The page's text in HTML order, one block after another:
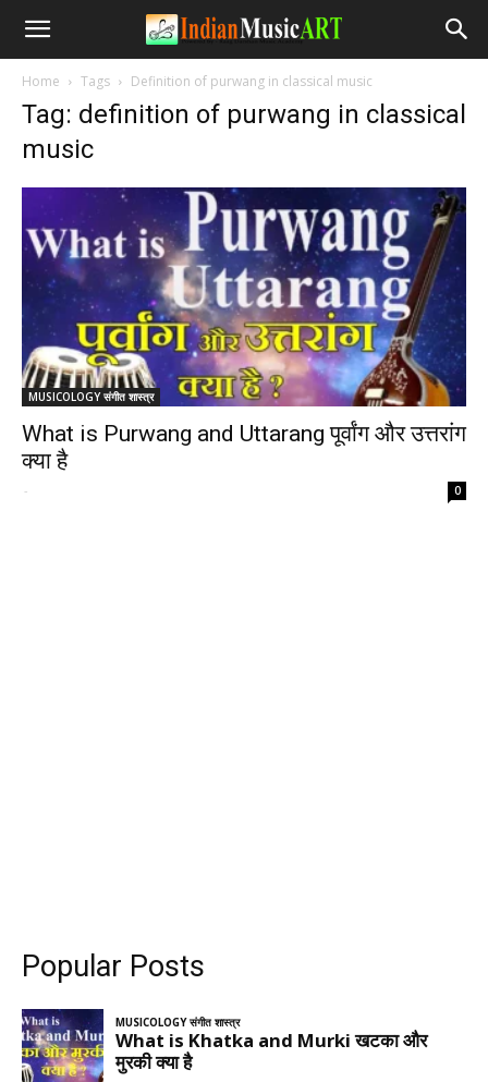
Home Tags Definition of purwang in classical music
Tag: definition of purwang in classical
music
MUSICOLOGY संगीत शास्त्र
What is Purwang and Uttarang पूर्वांग और उत्तरांग
क्या है
- 0
Popular Posts